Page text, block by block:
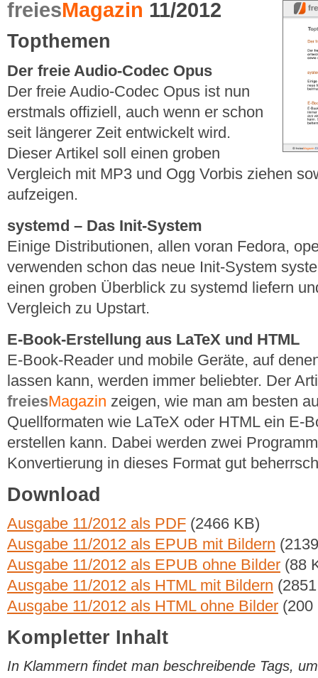
freiesMagazin 11/2012
Topthemen
Der freie Audio-Codec Opus
Der freie Audio-Codec Opus ist nun
erstmals offiziell, auch wenn er schon
seit längerer Zeit entwickelt wird.
Dieser Artikel soll einen groben
Vergleich mit MP3 und Ogg Vorbis ziehen
aufzeigen.
systemd – Das Init-System
Einige Distributionen, allen voran Fedora,
verwenden schon das neue Init-System
einen groben Überblick zu systemd liefern
Vergleich zu Upstart.
E-Book-Erstellung aus LaTeX und HTML
E-Book-Reader und mobile Geräte, auf
lassen kann, werden immer beliebter. Der
freiesMagazin zeigen, wie man am besten
Quellformaten wie LaTeX oder HTML ein E-
erstellen kann. Dabei werden zwei
Konvertierung in dieses Format gut
Download
Ausgabe 11/2012 als PDF (2466 KB)
Ausgabe 11/2012 als EPUB mit Bildern
Ausgabe 11/2012 als EPUB ohne Bilder (88
Ausgabe 11/2012 als HTML mit Bildern
Ausgabe 11/2012 als HTML ohne Bilder (200
Kompletter Inhalt
In Klammern findet man beschreibende Tags,